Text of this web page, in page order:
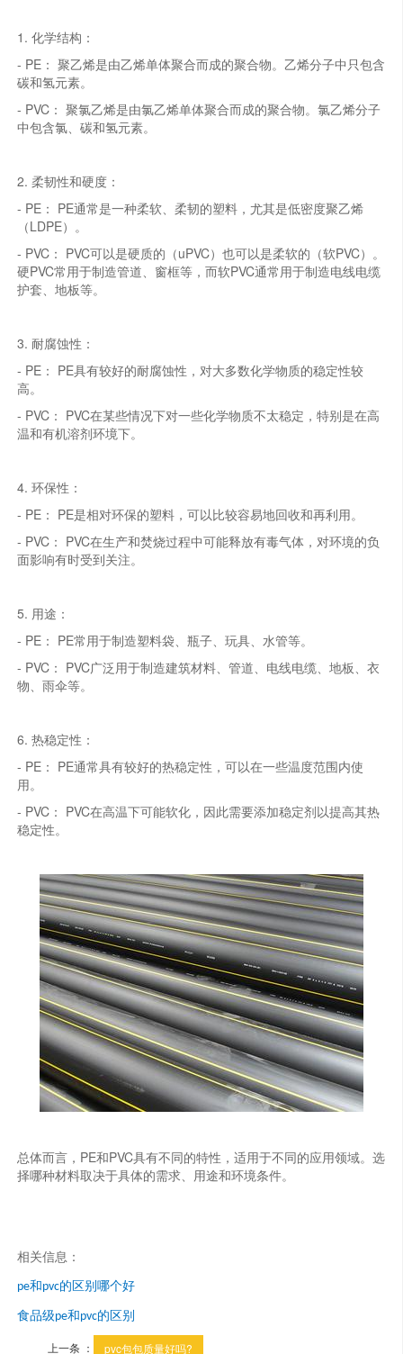
1. 化学结构：
- PE： 聚乙烯是由乙烯单体聚合而成的聚合物。乙烯分子中只包含
碳和氢元素。
- PVC： 聚氯乙烯是由氯乙烯单体聚合而成的聚合物。氯乙烯分子
中包含氯、碳和氢元素。
2. 柔韧性和硬度：
- PE： PE通常是一种柔软、柔韧的塑料，尤其是低密度聚乙烯
（LDPE）。
- PVC： PVC可以是硬质的（uPVC）也可以是柔软的（软PVC）。
硬PVC常用于制造管道、窗框等，而软PVC通常用于制造电线电缆
护套、地板等。
3. 耐腐蚀性：
- PE： PE具有较好的耐腐蚀性，对大多数化学物质的稳定性较
高。
- PVC： PVC在某些情况下对一些化学物质不太稳定，特别是在高
温和有机溶剂环境下。
4. 环保性：
- PE： PE是相对环保的塑料，可以比较容易地回收和再利用。
- PVC： PVC在生产和焚烧过程中可能释放有毒气体，对环境的负
面影响有时受到关注。
5. 用途：
- PE： PE常用于制造塑料袋、瓶子、玩具、水管等。
- PVC： PVC广泛用于制造建筑材料、管道、电线电缆、地板、衣
物、雨伞等。
6. 热稳定性：
- PE： PE通常具有较好的热稳定性，可以在一些温度范围内使
用。
- PVC： PVC在高温下可能软化，因此需要添加稳定剂以提高其热
稳定性。
总体而言，PE和PVC具有不同的特性，适用于不同的应用领域。选
择哪种材料取决于具体的需求、用途和环境条件。
相关信息：
pe和 pvc的区别哪个好
食品级pe和 pvc的区别
上一条 ： pvc包包质量好吗?